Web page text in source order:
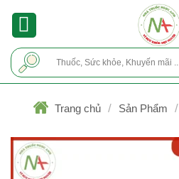
Trang chủ / Sản Phẩm /